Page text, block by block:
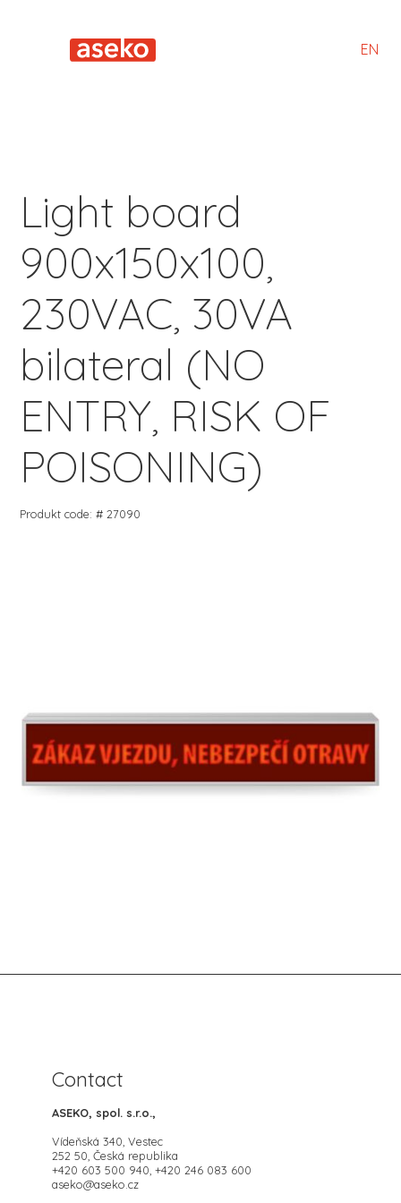
EN
Light board
900x150x100,
230VAC, 30VA
bilateral (NO
ENTRY, RISK OF
POISONING)
Produkt code: # 27090
Contact
ASEKO, spol. s.r.o.,
Vídeňská 340, Vestec
252 50, Česká republika
+420 603 500 940, +420 246 083 600
aseko@aseko.cz